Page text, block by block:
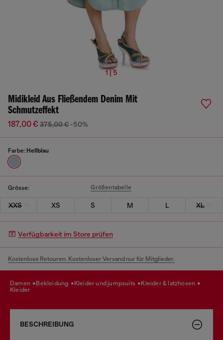
1 | 5
Midikleid Aus Fließendem Denim Mit
Schmutzeffekt
187,00 € 375,00 € -50%
Farbe: Hellblau
Grösse: Größentabelle
XXS XS S M L XL
Verfügbarkeit im Store prüfen
Kostenlose Retouren. Kostenloser Versand nur für Mitglieder.
damen bekleidung kleider und jumpsuits
kleider & latzhosen
kleider
BESCHREIBUNG